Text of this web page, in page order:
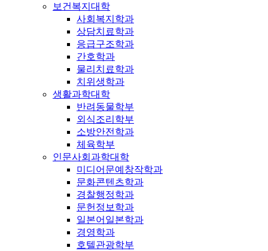
보건복지대학
사회복지학과
상담치료학과
응급구조학과
간호학과
물리치료학과
치위생학과
생활과학대학
반려동물학부
외식조리학부
소방안전학과
체육학부
인문사회과학대학
미디어문예창작학과
문화콘텐츠학과
경찰행정학과
문헌정보학과
일본어일본학과
경영학과
호텔관광학부